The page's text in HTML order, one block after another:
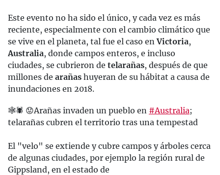
Este evento no ha sido el único, y cada vez es más
reciente, especialmente con el cambio climático que
se vive en el planeta, tal fue el caso enVictoria,
Australia, donde campos enteros, e incluso
ciudades, se cubrieron de telarañas, después de que
millones de arañas huyeran de su hábitat a causa de
inundaciones en 2018.
🕸🕷 😟Arañas invaden un pueblo en #Australia;
telarañas cubren el territorio tras una tempestad
El "velo" se extiende y cubre campos y árboles cerca
de algunas ciudades, por ejemplo la región rural de
Gippsland, en el estado de